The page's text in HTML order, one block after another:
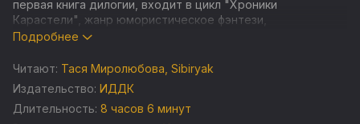
первая книга дилогии, входит в цикл "Хроники
Карастели", жанр юмористическое фэнтези,
романтическое фэнтези, приключенческое фэнтези,
Я отправилась на отбор невест, чтобы стать
императрицей незнакомой Альмендрии. Но из-за сбоя в
работе портала оказалась в поселении варваров, где мой
Подробнее
Читают: Тася Миролюбова Sibiryak
Издательство: ИДДК
Длительность: 8 часов 6 минут